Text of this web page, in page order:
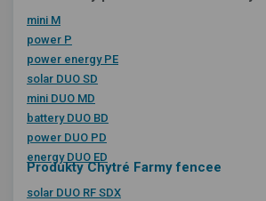
mini M
power P
power energy PE
solar DUO SD
mini DUO MD
battery DUO BD
power DUO PD
energy DUO ED
Produkty Chytré Farmy fencee
solar DUO RF SDX